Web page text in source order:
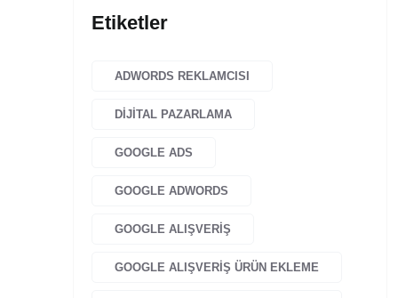
Etiketler
ADWORDS REKLAMCISI
DIJITAL PAZARLAMA
GOOGLE ADS
GOOGLE ADWORDS
GOOGLE ALIŞVERIŞ
GOOGLE ALIŞVERIŞ ÜRÜN EKLEME